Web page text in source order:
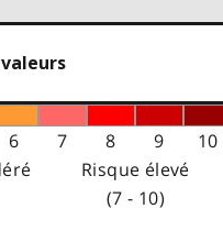
6 7 8 9
10
Risque élevé
(7 - 10)